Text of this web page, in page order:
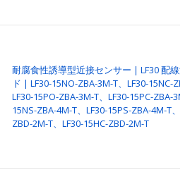
耐腐食性誘導型近接センサー | LF30 配線
ド | LF30-15NO-ZBA-3M-T、LF30-15NC-
LF30-15PO-ZBA-3M-T、LF30-15PC-ZBA-
15NS-ZBA-4M-T、LF30-15PS-ZBA-4M-T、
ZBD-2M-T、LF30-15HC-ZBD-2M-T